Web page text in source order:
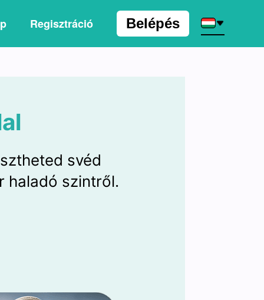
Regisztráció Belépés
svéd
haladó szintről.